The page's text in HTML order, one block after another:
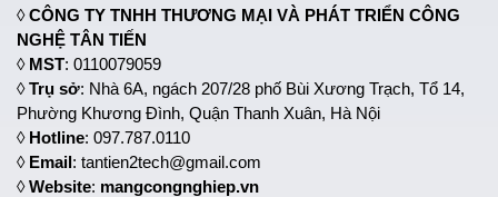
◊CÔNG TY TNHH THƯƠNG MẠI VÀ PHÁT TRIỂN CÔNG
NGHỆ TÂN TIẾN
◊ MST: 0110079059
◊Trụ sở: Nhà 6A, ngách 207/28 phố Bùi Xương Trạch, Tổ 14,
Phường Khương Đình, Quận Thanh Xuân, Hà Nội
◊ Hotline: 097.787.0110
◊ Email: tantien2tech@gmail.com
◊Website: mangcongnghiep.vn